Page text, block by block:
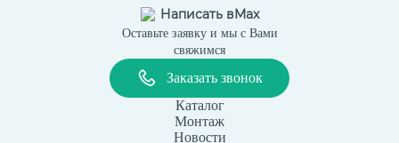
Написать вMax
Оставьте заявку и мы с Вами
свяжимся
Заказать звонок
Каталог
Монтаж
Новости